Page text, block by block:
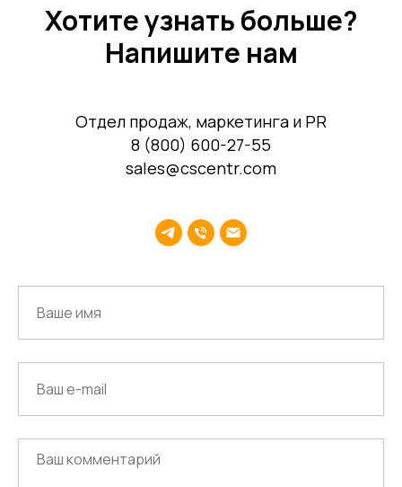
Хотите узнать больше?
Напишите нам
Отдел продаж, маркетинга и PR
8 (800) 600-27-55
sales@cscentr.com
Карьера
Контакты
бухгалтерские
сервисы
Кадровый учет
Бухгалтерский,
налоговый учет
Управление
Услуги
Аутсорсинг закупок
Поддержка продаж
Сертификация
Юридическая
Наши офисы
г.Липецк, ул. Ленина, д.36